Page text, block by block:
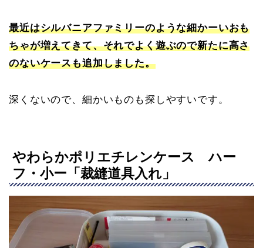
最近はシルバニアファミリーのような細かーいおも
ちゃが増えてきて、それでよく遊ぶので新たに高さ
のないケースも追加しました。
深くないので、細かいものも探しやすいです。
やわらかポリエチレンケース ハー
フ・小ー「裁縫道具入れ」